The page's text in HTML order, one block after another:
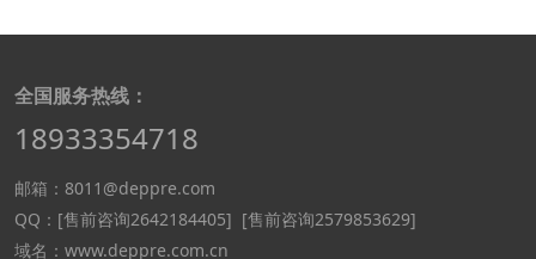
全国服务热线：
18933354718
邮箱：8011@deppre.com
QQ： [售前咨询2642184405] [售前咨询2579853629]
域名：www.deppre.com.cn